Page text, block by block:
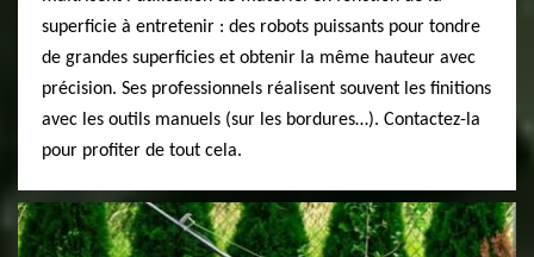
superficie à entretenir : des robots puissants pour tondre
de grandes superficies et obtenir la même hauteur avec
précision. Ses professionnels réalisent souvent les finitions
avec les outils manuels (sur les bordures…). Contactez-la
pour profiter de tout cela.